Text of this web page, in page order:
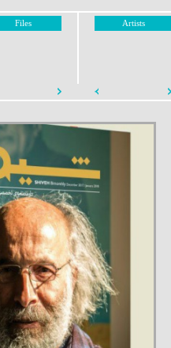
Files Artists